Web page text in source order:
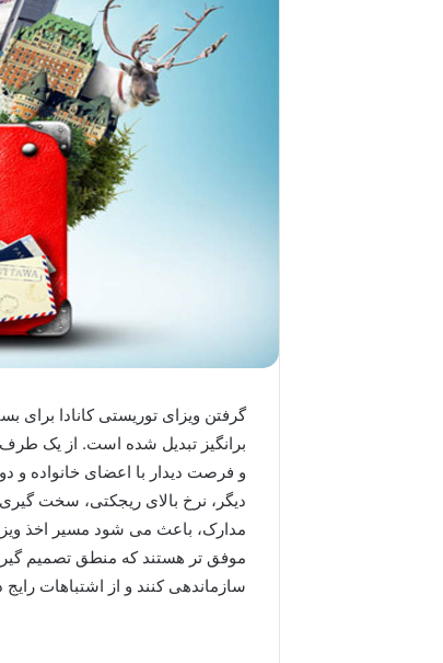
گرفتن ویزای توریستی کانادا
برانگیز تبدیل شده است. از یک
و فرصت دیدار با اعضای خانواده و
دیگر، نرخ بالای ریجکتی، سخت
مدارک، باعث می شود مسیر اخذ
موفق تر هستند که منطق تصمیم
سازماندهی کنند و از اشتباهات رایج